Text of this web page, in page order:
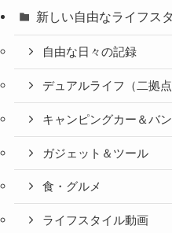
新しい自由なライフス
自由な日々の記録
デュアルライフ（二拠
キャンピングカー＆バ
ガジェット＆ツール
食・グルメ
ライフスタイル動画